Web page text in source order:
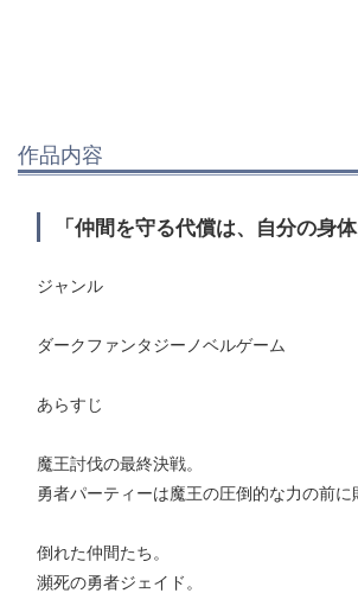
作品内容
「仲間を守る代償は、自分の身
ジャンル
ダークファンタジーノベルゲーム
あらすじ
魔王討伐の最終決戦。
勇者パーティーは魔王の圧倒的な力の前に
倒れた仲間たち。
瀕死の勇者ジェイド。